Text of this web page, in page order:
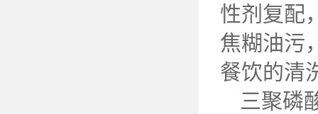
性剂复配
焦糊油污
餐饮的清
三聚磷